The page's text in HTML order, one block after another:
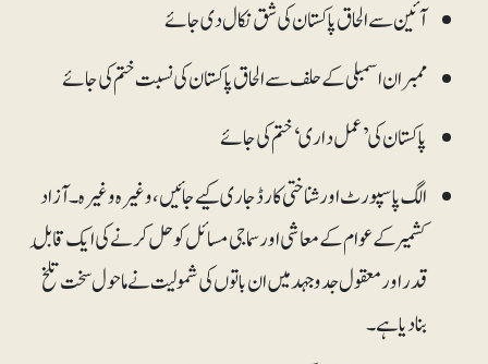
آئین سے الحاق پاکستان کی شق نکال دی جائے
ممبران اسمبلی کے حلف سے الحاق پاکستان کی نسبت ختم کی جائے
پاکستان کی ’عمل داری‘ ختم کی جائے
الگ پاسپورٹ اور شناختی کارڈ جاری کیے جائیں، وغیرہ وغیرہ۔ آزاد
کشمیر کے عوام کے معاشی اور سماجی مسائل کو حل کرنے کی ایک قابلِ
قدر اور معقول جدوجہد میں ان باتوں کی شمولیت نے ماحول سخت تلخ
بنادیا ہے۔